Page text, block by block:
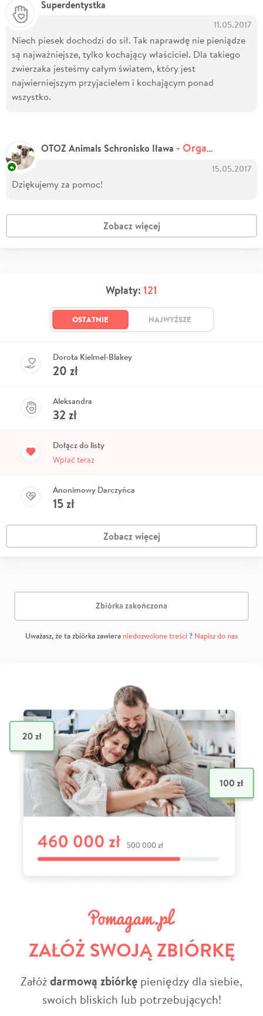
Superdentystka
11.05.2017
Niech piesek dochodzi do sił. Tak naprawdę nie pieniądze
są najważniejsze, tylko kochający właściciel. Dla takiego
zwierzaka jesteśmy całym światem, który jest
najwierniejszym przyjacielem i kochającym ponad
wszystko.
OTOZ Animals Schronisko Iława - Organizator zbiórki
15.05.2017
Dziękujemy za pomoc!
Zobacz więcej
Wpłaty: 121
OSTATNIE NAJWYŻSZE
Dorota Kielmel-Blakey
20 zł
Aleksandra
32 zł
Dołącz do listy
Wpłać teraz
Anonimowy Darczyńca
15zł
Zobacz więcej
Zbiórka zakończona
Uważasz, że ta zbiórka zawiera niedozwolone treści? Napisz do nas
ZAŁÓŻ SWOJĄ ZBIÓRKĘ
Załóżdarmową zbiórkę pieniędzy dla siebie,
swoich bliskich lub potrzebujących!